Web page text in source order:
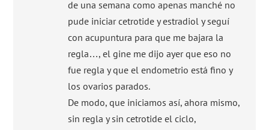
de una semana como apenas manché no
pude iniciar cetrotide y estradiol y seguí
con acupuntura para que me bajara la
regla…, el gine me dijo ayer que eso no
fue regla y que el endometrio está fino y
los ovarios parados.
De modo, que iniciamos así, ahora mismo,
sin regla y sin cetrotide el ciclo,